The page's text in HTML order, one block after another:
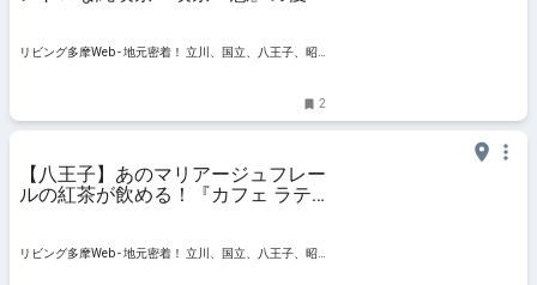
リビング多摩Web - 地元密着！ 立川、国立、八王子、昭
2
【八王子】あのマリアージュフレー
ルの紅茶が飲める！『カフェ ラテ
リビング多摩Web - 地元密着！ 立川、国立、八王子、昭